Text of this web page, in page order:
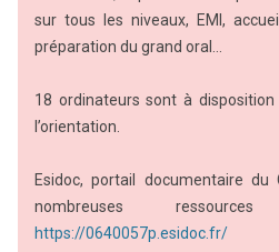
sur tous les niveaux, EMI,
préparation du grand oral…
18 ordinateurs sont à
l’orientation.
Esidoc, portail documentaire du
nombreuses
https://0640057p.esidoc.fr/